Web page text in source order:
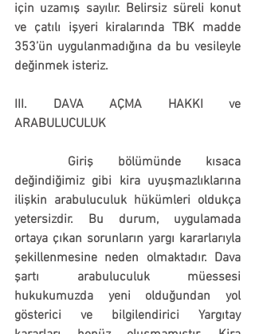
için uzamış sayılır. Belirsiz süreli konut
ve çatılı işyeri kiralarında TBK madde
353’ün uygulanmadığına da bu vesileyle
değinmek isteriz.
III. DAVA AÇMA HAKKI ve
ARABULUCULUK
değindiğimiz gibi kira uyuşmazlıklarına
ilişkin arabuluculuk hükümleri oldukça
yetersizdir. Bu durum, uygulamada
ortaya çıkan sorunların yargı kararlarıyla
şekillenmesine neden olmaktadır. Dava
şartı arabuluculuk müessesi
hukukumuzda yeni olduğundan yol
gösterici ve bilgilendirici Yargıtay